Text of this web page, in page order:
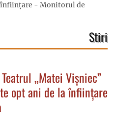
înființare - Monitorul de
Stiri
„Matei Vișniec”
opt ani de la înființare